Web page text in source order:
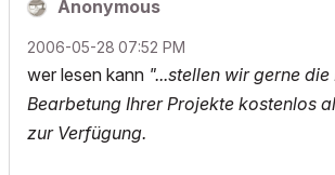
Anonymous
‎2006-05-28 07:52 PM
wer lesen kann "...stellen wir gerne
Bearbetung Ihrer Projekte kostenlos
zur Verfügung.